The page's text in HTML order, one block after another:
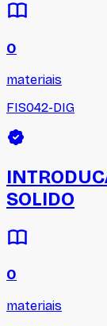
0
materiais
FIS042-DIG
SOLIDO
0
materiais